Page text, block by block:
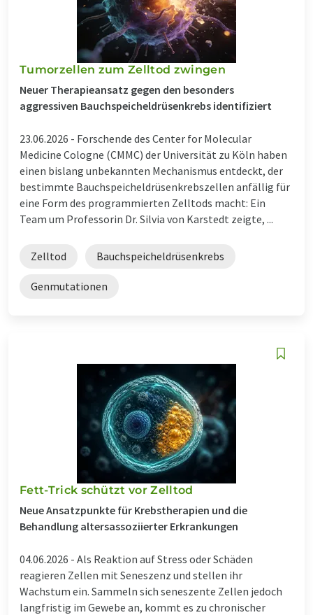
Tumorzellen zum Zelltod zwingen
Neuer Therapieansatz gegen den besonders
aggressiven Bauchspeicheldrüsenkrebs identifiziert
23.06.2026 - Forschende des Center for Molecular
Medicine Cologne (CMMC) der Universität zu Köln haben
einen bislang unbekannten Mechanismus entdeckt, der
bestimmte Bauchspeicheldrüsenkrebszellen anfällig für
eine Form des programmierten Zelltods macht: Ein
Team um Professorin Dr. Silvia von Karstedt zeigte, ...
Zelltod Bauchspeicheldrüsenkrebs
Genmutationen
Fett-Trick schützt vor Zelltod
Neue Ansatzpunkte für Krebstherapien und die
Behandlung altersassoziierter Erkrankungen
04.06.2026 - Als Reaktion auf Stress oder Schäden
reagieren Zellen mit Seneszenz und stellen ihr
Wachstum ein. Sammeln sich seneszente Zellen jedoch
langfristig im Gewebe an, kommt es zu chronischer